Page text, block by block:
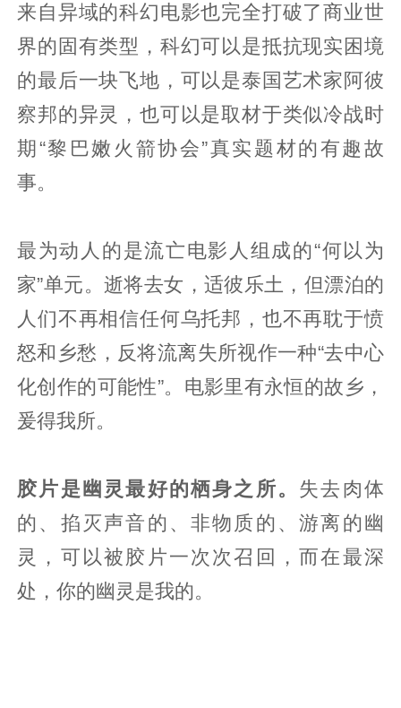
来自异域的科幻电影也完全打破了商业世
界的固有类型，科幻可以是抵抗现实困境
的最后一块飞地，可以是泰国艺术家阿彼
察邦的异灵，也可以是取材于类似冷战时
期“黎巴嫩火箭协会”真实题材的有趣故
事。
最为动人的是流亡电影人组成的“何以为
家”单元。逝将去女，适彼乐土，但漂泊的
人们不再相信任何乌托邦，也不再耽于愤
怒和乡愁，反将流离失所视作一种“去中心
化创作的可能性”。电影里有永恒的故乡，
爰得我所。
胶片是幽灵最好的栖身之所。 失去肉体
的、掐灭声音的、非物质的、游离的幽
灵，可以被胶片一次次召回，而在最深
处，你的幽灵是我的。